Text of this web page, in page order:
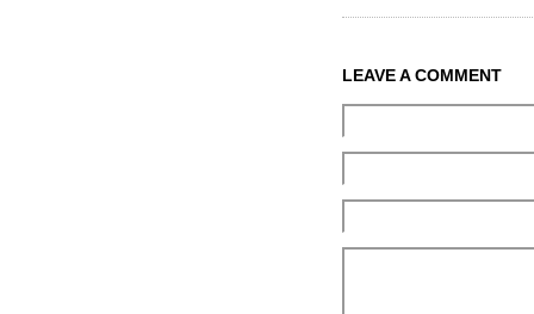
LEAVE A COMMENT